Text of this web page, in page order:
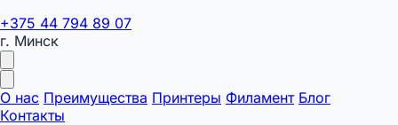
+375 44 794 89 07
г. Минск
О нас Преимущества Принтеры Филамент Блог
Контакты